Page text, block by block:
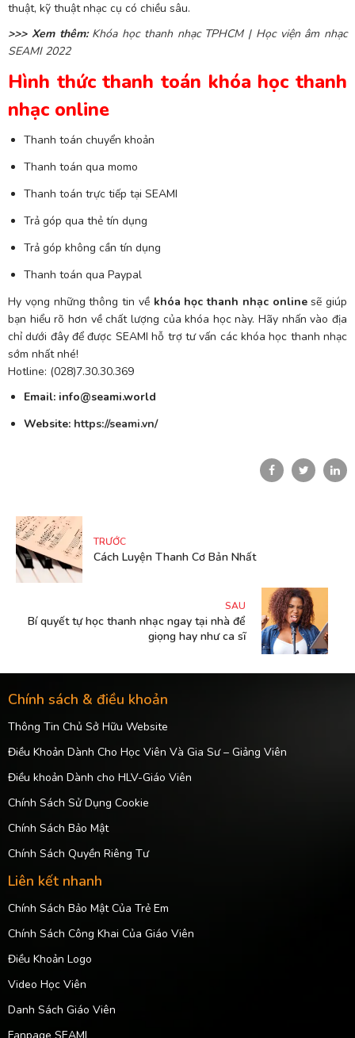
thuật, kỹ thuật nhạc cụ có chiều sâu.
>>> Xem thêm: Khóa học thanh nhạc TPHCM | Học viện âm nhạc
SEAMI 2022
Hình thức thanh toán khóa học thanh
nhạc online
Thanh toán chuyển khoản
Thanh toán qua momo
Thanh toán trực tiếp tại SEAMI
Trả góp qua thẻ tín dụng
Trả góp không cần tín dụng
Thanh toán qua Paypal
Hy vọng những thông tin về khóa học thanh nhạc onlinesẽ giúp
bạn hiểu rõ hơn về chất lượng của khóa học này. Hãy nhấn vào địa
chỉ dưới đây để được SEAMI hỗ trợ tư vấn các khóa học thanh nhạc
sớm nhất nhé!
Hotline: (028)7.30.30.369
Email: info@seami.world
Website: https://seami.vn/
TRƯỚC
Cách Luyện Thanh Cơ Bản Nhất
SAU
Bí quyết tự học thanh nhạc ngay tại nhà để
giọng hay như ca sĩ
Chính sách & điều khoản
Thông Tin Chủ Sở Hữu Website
Điều Khoản Dành Cho Học Viên Và Gia Sư – Giảng Viên
Điều khoản Dành cho HLV-Giáo Viên
Chính Sách Sử Dụng Cookie
Chính Sách Bảo Mật
Chính Sách Quyền Riêng Tư
Liên kết nhanh
Chính Sách Bảo Mật Của Trẻ Em
Chính Sách Công Khai Của Giáo Viên
Điều Khoản Logo
Video Học Viên
Danh Sách Giáo Viên